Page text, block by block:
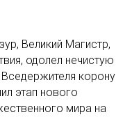
Великий Магистр,
одолел нечистую
Вседержителя корону
этап нового
мира на